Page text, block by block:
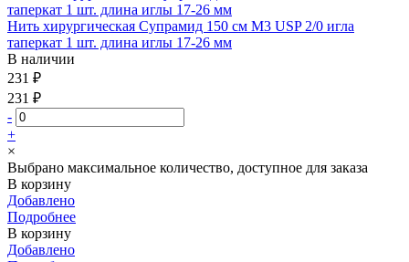
Нить хирургическая Супрамид 150 см М3 USP 2/0 игла
таперкат 1 шт. длина иглы 17-26 мм
В наличии
231 ₽
231 ₽
-
+
×
Выбрано максимальное количество, доступное для заказа
В корзину
Добавлено
Подробнее
В корзину
Добавлено